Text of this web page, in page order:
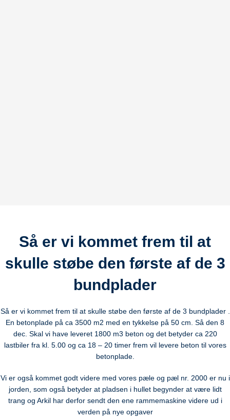
Så er vi kommet frem til at
skulle støbe den første af de 3
bundplader
Så er vi kommet frem til at skulle støbe den første af de 3 bundplader .
En betonplade på ca 3500 m2 med en tykkelse på 50 cm. Så den 8
dec. Skal vi have leveret 1800 m3 beton og det betyder ca 220
lastbiler fra kl. 5.00 og ca 18 – 20 timer frem vil levere beton til vores
betonplade.
Vi er også kommet godt videre med vores pæle og pæl nr. 2000 er nu i
jorden, som også betyder at pladsen i hullet begynder at være lidt
trang og Arkil har derfor sendt den ene rammemaskine videre ud i
verden på nye opgaver